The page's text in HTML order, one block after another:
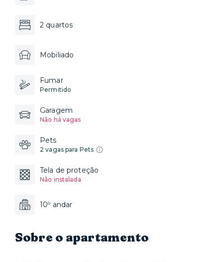
2 quartos
Mobiliado
Fumar
Permitido
Garagem
Não há vagas
Pets
2 vagas para Pets
Tela de proteção
Não instalada
10º andar
Sobre o apartamento